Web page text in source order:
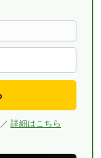
詳細はこちら